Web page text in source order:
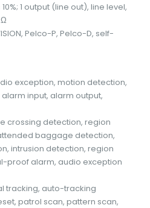
1 output (line out), line level,
Pelco-P, Pelco-D, self-
exception, motion detection,
input, alarm output,
crossing detection, region
baggage detection,
intrusion detection, region
proof alarm, audio exception
tracking, auto-tracking
patrol scan, pattern scan,